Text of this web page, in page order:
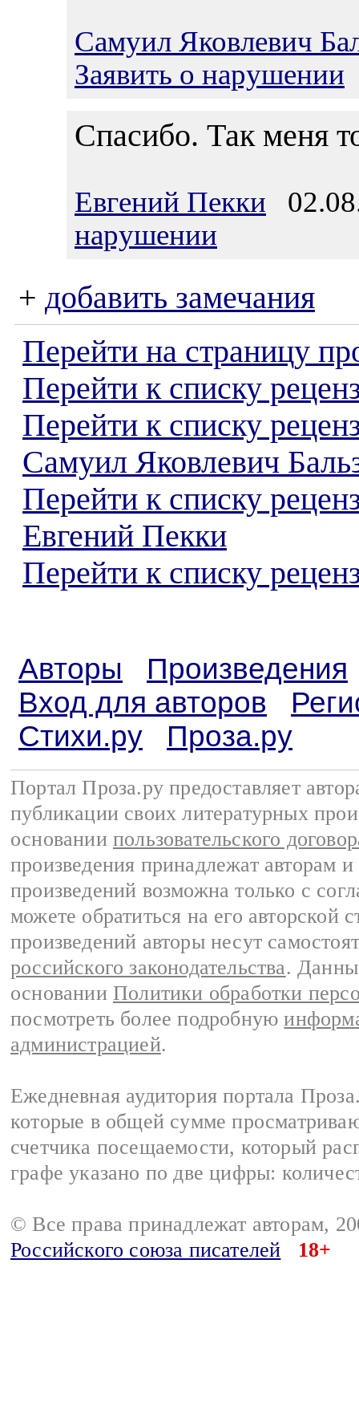
Самуил Яковлевич
Заявить о нарушении
Спасибо. Так меня
Евгений Пекки
нарушении
+ добавить замечания
Перейти на страницу
Перейти к списку
Перейти к списку
Самуил Яковлевич
Перейти к списку
Евгений Пекки
Перейти к списку
Авторы
Произведения
Вход для авторов
Стихи.ру
Проза.ру
Портал Проза.ру предоставляет
публикации своих литературных
основании пользовательского
произведения принадлежат авторам
произведений возможна только с
можете обратиться на его авторской
произведений авторы несут
российского законодательства.
основании Политики обработки
посмотреть более подробную
администрацией.
Ежедневная аудитория портала
которые в общей сумме
счетчика посещаемости, который
графе указано по две цифры:
© Все права принадлежат авторам,
Российского союза писателей
18+